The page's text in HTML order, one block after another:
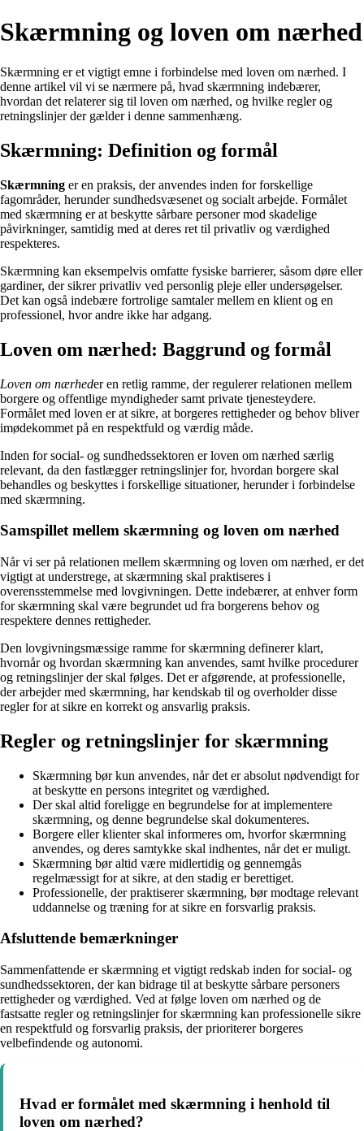
Skærmning og loven om nærhed
Skærmning er et vigtigt emne i forbindelse med loven om nærhed. I
denne artikel vil vi se nærmere på, hvad skærmning indebærer,
hvordan det relaterer sig til loven om nærhed, og hvilke regler og
retningslinjer der gælder i denne sammenhæng.
Skærmning: Definition og formål
Skærmning er en praksis, der anvendes inden for forskellige
fagområder, herunder sundhedsvæsenet og socialt arbejde. Formålet
med skærmning er at beskytte sårbare personer mod skadelige
påvirkninger, samtidig med at deres ret til privatliv og værdighed
respekteres.
Skærmning kan eksempelvis omfatte fysiske barrierer, såsom døre eller
gardiner, der sikrer privatliv ved personlig pleje eller undersøgelser.
Det kan også indebære fortrolige samtaler mellem en klient og en
professionel, hvor andre ikke har adgang.
Loven om nærhed: Baggrund og formål
Loven om nærheder en retlig ramme, der regulerer relationen mellem
borgere og offentlige myndigheder samt private tjenesteydere.
Formålet med loven er at sikre, at borgeres rettigheder og behov bliver
imødekommet på en respektfuld og værdig måde.
Inden for social- og sundhedssektoren er loven om nærhed særlig
relevant, da den fastlægger retningslinjer for, hvordan borgere skal
behandles og beskyttes i forskellige situationer, herunder i forbindelse
med skærmning.
Samspillet mellem skærmning og loven om nærhed
Når vi ser på relationen mellem skærmning og loven om nærhed, er det
vigtigt at understrege, at skærmning skal praktiseres i
overensstemmelse med lovgivningen. Dette indebærer, at enhver form
for skærmning skal være begrundet ud fra borgerens behov og
respektere dennes rettigheder.
Den lovgivningsmæssige ramme for skærmning definerer klart,
hvornår og hvordan skærmning kan anvendes, samt hvilke procedurer
og retningslinjer der skal følges. Det er afgørende, at professionelle,
der arbejder med skærmning, har kendskab til og overholder disse
regler for at sikre en korrekt og ansvarlig praksis.
Regler og retningslinjer for skærmning
Skærmning bør kun anvendes, når det er absolut nødvendigt for
at beskytte en persons integritet og værdighed.
Der skal altid foreligge en begrundelse for at implementere
skærmning, og denne begrundelse skal dokumenteres.
Borgere eller klienter skal informeres om, hvorfor skærmning
anvendes, og deres samtykke skal indhentes, når det er muligt.
Skærmning bør altid være midlertidig og gennemgås
regelmæssigt for at sikre, at den stadig er berettiget.
Professionelle, der praktiserer skærmning, bør modtage relevant
uddannelse og træning for at sikre en forsvarlig praksis.
Afsluttende bemærkninger
Sammenfattende er skærmning et vigtigt redskab inden for social- og
sundhedssektoren, der kan bidrage til at beskytte sårbare personers
rettigheder og værdighed. Ved at følge loven om nærhed og de
fastsatte regler og retningslinjer for skærmning kan professionelle sikre
en respektfuld og forsvarlig praksis, der prioriterer borgeres
velbefindende og autonomi.
Hvad er formålet med skærmning i henhold til
loven om nærhed?